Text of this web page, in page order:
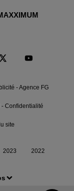
- Agence FG
- Confidentialité
site
2023 2022